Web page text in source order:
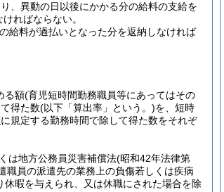
、異動の日以後にかかる分の給料の支給を
ればならない。
給料が過払いとなった分を返納しなければ
る額(育児短時間勤務職員等にあってはその
得た数(以下「算出率」という。)を、短時
に規定する勤務時間で除して得た数をそれぞ
は地方公務員災害補償法(昭和42年法律第
職員の派遣先の業務上の負傷若しくは疾病
暇を与えられ、又は休職にされた場合を除